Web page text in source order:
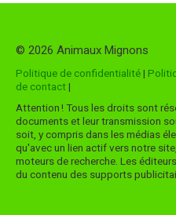
© 2026 Animaux Mignons
Politique de confidentialité|
de contact|
Attention ! Tous les droits sont
documents et leur transmission
soit, y compris dans les médias
qu'avec un lien actif vers notre
moteurs de recherche. Les
du contenu des supports